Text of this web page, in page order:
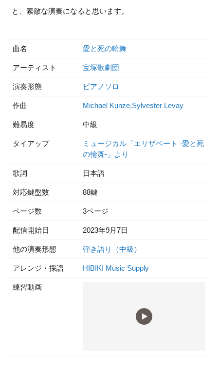
と、素敵な演奏になると思います。
曲名 愛と死の輪舞
アーティスト 宝塚歌劇団
演奏形態 ピアノソロ
作曲 Michael Kunze,Sylvester Levay
難易度 中級
タイアップ
ミュージカル「エリザベート -愛と死
の輪舞-」より
歌詞 日本語
対応鍵盤数 88鍵
ページ数 3ページ
配信開始日 2023年9月7日
他の演奏形態 弾き語り（中級）
アレンジ・採譜 HIBIKI Music Supply
練習動画